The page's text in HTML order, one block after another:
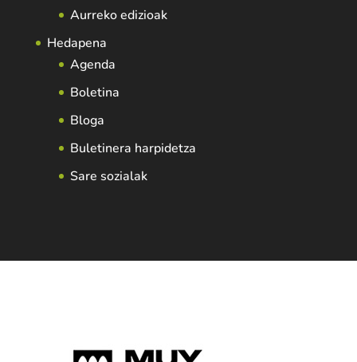
Aurreko edizioak
Hedapena
Agenda
Boletina
Bloga
Buletinera harpidetza
Sare sozialak